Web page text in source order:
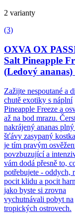
2 varianty
(3)
OXVA OX
Salt Pineapple
(Ledový ananas)
Zažijte nespoutané a
chutě exotiky s náplní
Pineapple Freeze a
až na bod mrazu.
nakrájený ananas
šťávy zasypaný
je tím pravým
povzbuzující a
vám dodá přesně to,
potřebujete - oddych,
pocit klidu a pocit
jako byste si zrovna
vychutnávali pobyt na
tropických ostrovech.